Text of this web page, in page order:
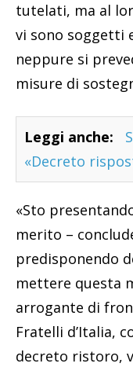
tutelati, ma al
vi sono soggetti
neppure si
misure di
Leggi anche:
«Decreto
«Sto
merito –
predisponendo
mettere questa
arrogante di
Fratelli d’Italia,
decreto ristoro,